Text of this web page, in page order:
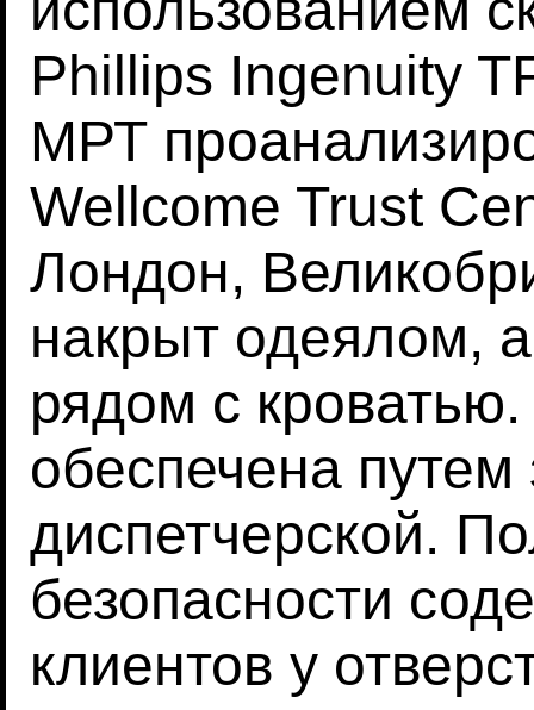
Phillips Ingenuity
МРТ
Wellcome Trust
Лондон,
накрыт одеялом,
рядом с
обеспечена путем
диспетчерской.
безопасности
клиентов у